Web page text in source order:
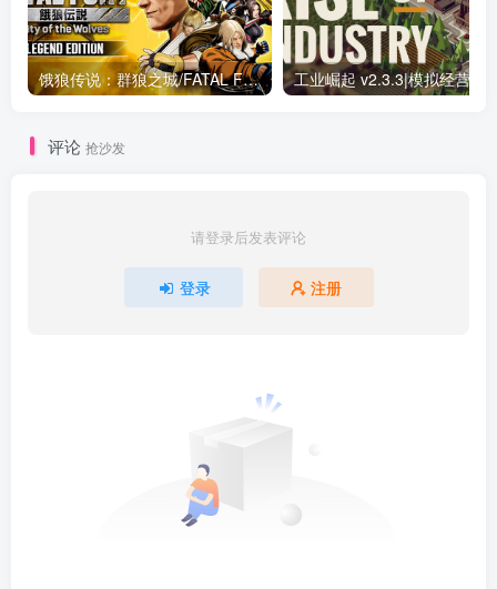
饿狼传说：群狼之城/FATAL FURY: City of the Wolves v2.0.1|动作冒险|容量42.9GB|免安装绿色中文版
评论 抢沙发
请登录后发表评论
登录 注册